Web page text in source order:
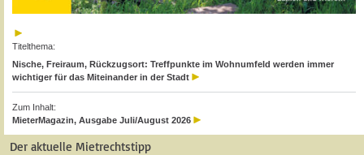
Titelthema:
Nische, Freiraum, Rückzugsort: Treffpunkte im Wohnumfeld werden immer
wichtiger für das Miteinander in der Stadt
Zum Inhalt:
MieterMagazin, Ausgabe Juli/August 2026
Der aktuelle Mietrechtstipp